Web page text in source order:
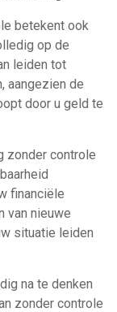
betekent ook
op de
leiden tot
aangezien de
door u geld te
zonder controle
financiële
van nieuwe
situatie leiden
na te denken
zonder controle